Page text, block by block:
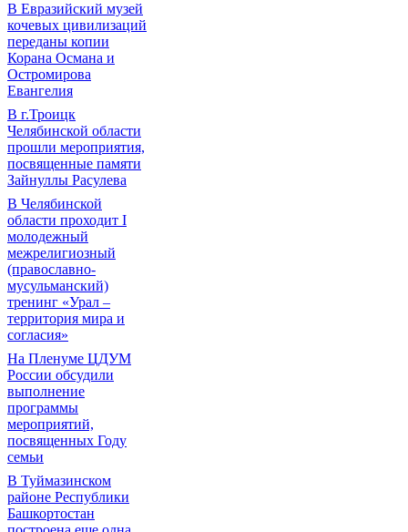
В Евразийский музей
кочевых цивилизаций
переданы копии
Корана Османа и
Остромирова
Евангелия
В г.Троицк
Челябинской области
прошли мероприятия,
посвященные памяти
Зайнуллы Расулева
В Челябинской
области проходит I
молодежный
межрелигиозный
(православно-
мусульманский)
тренинг «Урал –
территория мира и
согласия»
На Пленуме ЦДУМ
России обсудили
выполнение
программы
мероприятий,
посвященных Году
семьи
В Туймазинском
районе Республики
Башкортостан